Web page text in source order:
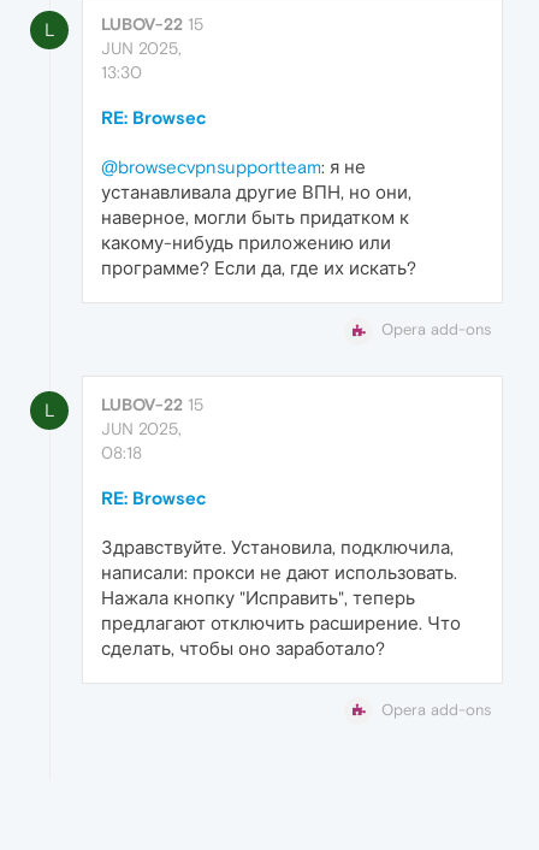
L LUBOV-22 15
JUN 2025,
13:30
RE: Browsec
@browsecvpnsupportteam: я не
устанавливала другие ВПН, но они,
наверное, могли быть придатком к
какому-нибудь приложению или
программе? Если да, где их искать?
Opera add-ons
L LUBOV-22 15
JUN 2025,
08:18
RE: Browsec
Здравствуйте. Установила, подключила,
написали: прокси не дают использовать.
Нажала кнопку "Исправить", теперь
предлагают отключить расширение. Что
сделать, чтобы оно заработало?
Opera add-ons